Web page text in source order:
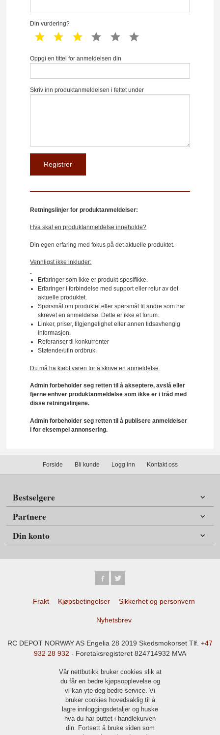
Din vurdering?
1 star 2 star 3 star 4 star 5 star
Oppgi en tittel for anmeldelsen din
Skriv inn produktanmeldelsen i feltet under
Retningslinjer for produktanmeldelser:
Hva skal en produktanmeldelse inneholde?
Din egen erfaring med fokus på det aktuelle produktet.
Vennligst ikke inkluder:
Erfaringer som ikke er produkt-spesifikke.
Erfaringer i forbindelse med support eller retur av det
aktuelle produktet.
Spørsmål om produktet eller spørsmål til andre som har
skrevet en anmeldelse. Dette er ikke et forum.
Linker, priser, tilgjengelighet eller annen tidsavhengig
informasjon.
Referanser til konkurrenter
Støtende/ufin ordbruk.
Du må ha kjøpt varen for å skrive en anmeldelse.
Admin forbeholder seg retten til å akseptere, avslå eller
fjerne enhver produktanmeldelse som ikke er i tråd med
disse retningslinjene.
Admin forbeholder seg retten til å publisere anmeldelser
i for eksempel annonsering.
Forside Bli kunde Logg inn Kontakt oss
Bestselgere
Partnere
Din konto
Frakt Kjøpsbetingelser Sikkerhet og personvern
Nyhetsbrev
RC DEPOT NORWAY AS Engelia 28 2019 Skedsmokorset Tlf. +47
932 28 932 - Foretaksregisteret 824714932 MVA
Vår nettbutikk bruker cookies slik at
du får en bedre kjøpsopplevelse og
vi kan yte deg bedre service. Vi
bruker cookies hovedsaklig til å
lagre innloggingsdetaljer og huske
hva du har puttet i handlekurven
din. Fortsett å bruke siden som